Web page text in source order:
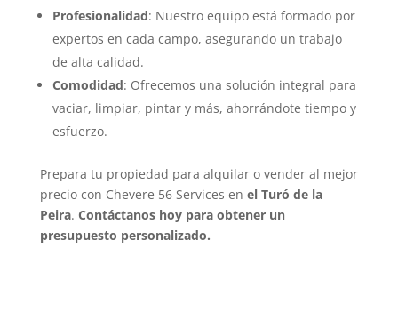
Profesionalidad: Nuestro equipo está formado por
expertos en cada campo, asegurando un trabajo
de alta calidad.
Comodidad: Ofrecemos una solución integral para
vaciar, limpiar, pintar y más, ahorrándote tiempo y
esfuerzo.
Prepara tu propiedad para alquilar o vender al mejor
precio con Chevere 56 Services en el Turó de la
Peira. Contáctanos hoy para obtener un
presupuesto personalizado.